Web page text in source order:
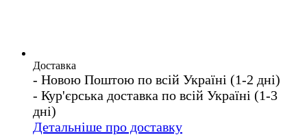
Доставка
- Новою Поштою по всій Україні (1-2 дні)
- Кур'єрська доставка по всій Україні (1-3
дні)
Детальніше про доставку